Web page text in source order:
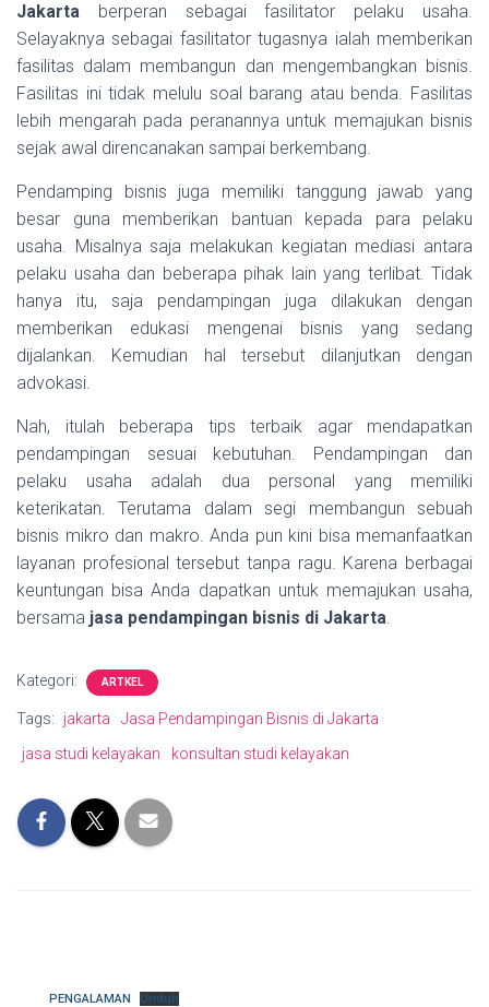
Jakarta berperan sebagai fasilitator pelaku usaha.
Selayaknya sebagai fasilitator tugasnya ialah memberikan
fasilitas dalam membangun dan mengembangkan bisnis.
Fasilitas ini tidak melulu soal barang atau benda. Fasilitas
lebih mengarah pada peranannya untuk memajukan bisnis
sejak awal direncanakan sampai berkembang.
Pendamping bisnis juga memiliki tanggung jawab yang
besar guna memberikan bantuan kepada para pelaku
usaha. Misalnya saja melakukan kegiatan mediasi antara
pelaku usaha dan beberapa pihak lain yang terlibat. Tidak
hanya itu, saja pendampingan juga dilakukan dengan
memberikan edukasi mengenai bisnis yang sedang
dijalankan. Kemudian hal tersebut dilanjutkan dengan
advokasi.
Nah, itulah beberapa tips terbaik agar mendapatkan
pendampingan sesuai kebutuhan. Pendampingan dan
pelaku usaha adalah dua personal yang memiliki
keterikatan. Terutama dalam segi membangun sebuah
bisnis mikro dan makro. Anda pun kini bisa memanfaatkan
layanan profesional tersebut tanpa ragu. Karena berbagai
keuntungan bisa Anda dapatkan untuk memajukan usaha,
bersama jasa pendampingan bisnis di Jakarta.
Kategori: ARTKEL
Tags: jakarta
Jasa Pendampingan Bisnis di Jakarta
jasa studi kelayakan
konsultan studi kelayakan
PENGALAMAN Unduh